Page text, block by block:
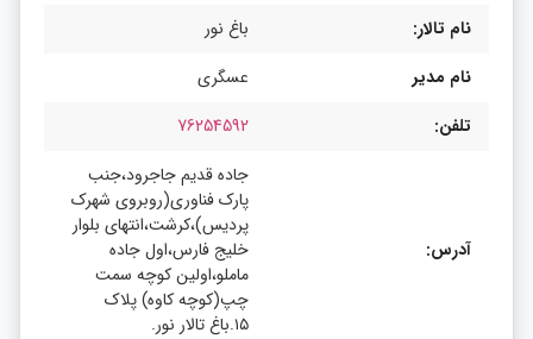
نام تالار:
باغ نور
نام مدیر
عسگری
تلفن:
76254592
آدرس:
جاده قدیم جاجرود،جنب
پارک فناوری(روبروی شهرک
پردیس)،کرشت،انتهای بلوار
خلیج فارس،اول جاده
ماملو،اولین کوچه سمت
چپ(کوچه کاوه) پلاک
۱۵.باغ تالار نور.